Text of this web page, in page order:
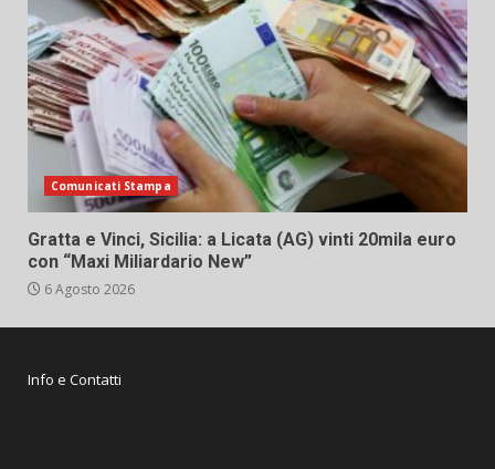
Comunicati Stampa
Gratta e Vinci, Sicilia: a Licata (AG) vinti 20mila euro
con “Maxi Miliardario New”
6 Agosto 2026
Info e Contatti